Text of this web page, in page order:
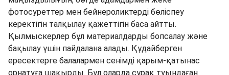
фотосуреттер мен бейнероликтерді бөліспеу
керектігін талқылау қажеттігін баса айтты.
Қылмыскерлер бұл материалдарды бопсалау және
бақылау үшін пайдалана алады. Құдайберген
ересектерге балалармен сенімді қарым-қатынас
орнатуға шақырды. Бұл оларда сұрақ туындаған